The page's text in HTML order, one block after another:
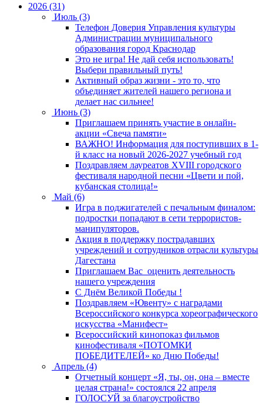
2026 (31)
Июль (3)
Телефон Доверия Управления культуры
Администрации муниципального
образования город Краснодар
Это не игра! Не дай себя использовать!
Выбери правильный путь!
Активный образ жизни - это то, что
объединяет жителей нашего региона и
делает нас сильнее!
Июнь (3)
Приглашаем принять участие в онлайн-
акции «Свеча памяти»
ВАЖНО! Информация для поступивших в 1-
й класс на новый 2026-2027 учебный год
Поздравляем лауреатов XVIII городского
фестиваля народной песни «Цвети и пой,
кубанская столица!»
Май (6)
Игра в поджигателей с печальным финалом:
подростки попадают в сети террористов-
манипуляторов.
Акция в поддержку пострадавших
учреждений и сотрудников отрасли культуры
Дагестана
Приглашаем Вас оценить деятельность
нашего учреждения
C Днём Великой Победы !
Поздравляем «Ювенту» с наградами
Всероссийского конкурса хореографического
искусства «Манифест»
Всероссийский кинопоказ фильмов
кинофестиваля «ПОТОМКИ
ПОБЕДИТЕЛЕЙ» ко Дню Победы!
Апрель (4)
Отчетный концерт «Я, ты, он, она – вместе
целая страна!» состоялся 22 апреля
ГОЛОСУЙ за благоустройство